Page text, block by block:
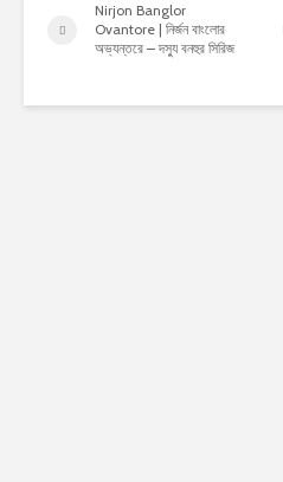
Nirjon Banglor
Ovantore | নির্জন বাংলোর
অভ্যন্তরে – দস্যু বনহুর সিরিজ